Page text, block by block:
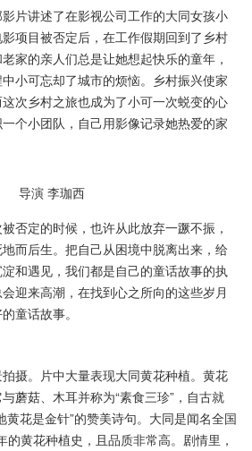
讲述了在影视公司工作的大同女孩小
项目被否定后，在工作假期回到了乡村
家的亲人们总是让她想起快乐的童年，
小可忘却了城市的烦恼。乡村振兴使家
次乡村之旅也成为了小可一次蜕变的心
个小团队，自己用影像记录她热爱的家
导演 李珈西
定的时候，也许从此放弃一蹶不振，
而后生。把自己从困境中脱离出来，给
和遇见，我们都是自己的童话故事的执
迎来高潮，在找到心之所向的这些岁月
童话故事。
。片中大量表现大同黄花种植。黄花
蘑菇、木耳并称为“素食三珍”，自古就
黄花是金针”的赞美诗句。大同是闻名全国
的黄花种植史，且品质非常高。剧情里，